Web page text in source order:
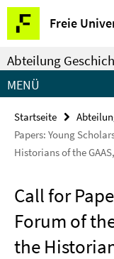
Springe
direkt
zu
Inhalt
Freie
Service-
Navigation
Abteilung
MENÜ
Startseite
Papers: Young
Historians of the
Call for
Forum of
the